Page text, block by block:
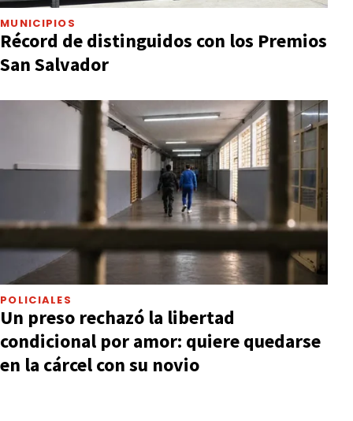
MUNICIPIOS
Récord de distinguidos con los Premios
San Salvador
POLICIALES
Un preso rechazó la libertad
condicional por amor: quiere quedarse
en la cárcel con su novio